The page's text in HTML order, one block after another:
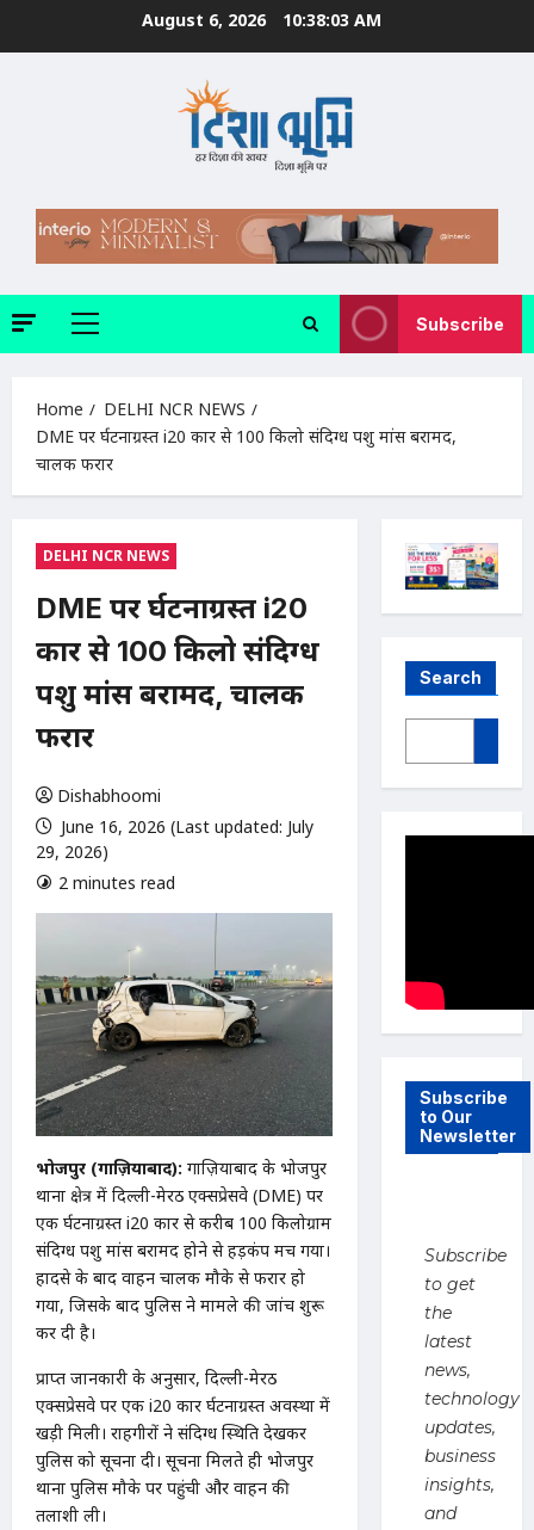
August 6, 2026 10:38:04 AM
Primary
Subscribe
Home
DELHI NCR NEWS
DME पर दुर्घटनाग्रस्त i20 कार से 100 किलो संदिग्ध पशु मांस बरामद,
चालक फरार
DELHI NCR NEWS
DME पर दुर्घटनाग्रस्त i20
कार से 100 किलो संदिग्ध
पशु मांस बरामद, चालक
फरार
Dishabhoomi
June 16, 2026 (Last updated: July
29, 2026)
2 minutes read
भोजपुर (गाज़ियाबाद): गाज़ियाबाद के भोजपुर
थाना क्षेत्र में दिल्ली-मेरठ एक्सप्रेसवे (DME) पर
एक दुर्घटनाग्रस्त i20 कार से करीब 100 किलोग्राम
संदिग्ध पशु मांस बरामद होने से हड़कंप मच गया।
हादसे के बाद वाहन चालक मौके से फरार हो
गया, जिसके बाद पुलिस ने मामले की जांच शुरू
कर दी है।
प्राप्त जानकारी के अनुसार, दिल्ली-मेरठ
एक्सप्रेसवे पर एक i20 कार दुर्घटनाग्रस्त अवस्था में
खड़ी मिली। राहगीरों ने संदिग्ध स्थिति देखकर
पुलिस को सूचना दी। सूचना मिलते ही भोजपुर
थाना पुलिस मौके पर पहुंची और वाहन की
तलाशी ली।
Search
Subscribe
to Our
Newsletter
Subscribe
to get
the
latest
news,
technology
updates,
business
insights,
and